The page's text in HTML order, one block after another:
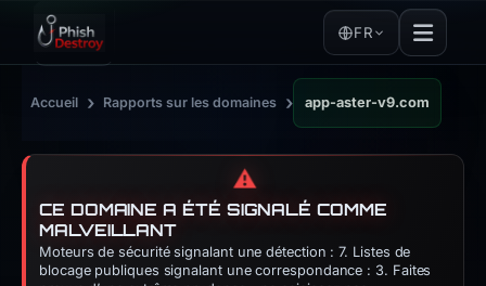
FR
Accueil › Rapports sur les domaines › app-aster-v9.com
⚠️
CE DOMAINE A ÉTÉ SIGNALÉ COMME
MALVEILLANT
Moteurs de sécurité signalant une détection : 7. Listes de
blocage publiques signalant une correspondance : 3. Faites